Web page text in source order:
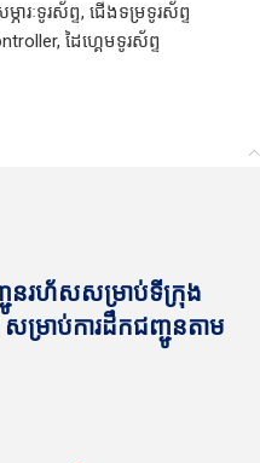
ភារៈទូរស័ព្ទ, ជើងទម្រទូរស័ព្ទ
, ដៃហ្គេមទូរស័ព្ទ
នរហ័សសម្រាប់ទីក្រុង
ម្រាប់ការដឹកជញ្ជូនតាម